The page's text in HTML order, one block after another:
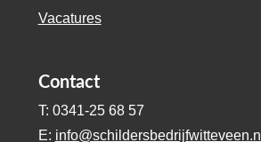
Vacatures
Contact
T: 0341-25 68 57
E: info@schildersbedrijfwitteveen.nl